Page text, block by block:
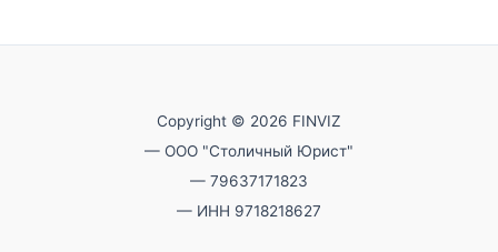
Copyright © 2026 FINVIZ
— ООО "Столичный Юрист"
— 79637171823
— ИНН 9718218627